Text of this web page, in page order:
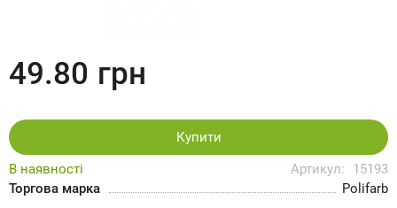
В наявності Артикул:
15193
Торгова марка
Polifarb
49.80 грн
Купити